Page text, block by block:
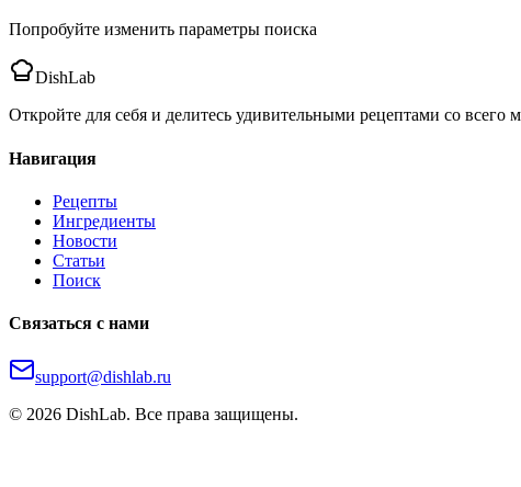
Попробуйте изменить параметры поиска
DishLab
Откройте для себя и делитесь удивительными рецептами со всего
Навигация
Рецепты
Ингредиенты
Новости
Статьи
Поиск
Связаться с нами
support@dishlab.ru
© 2026 DishLab. Все права защищены.